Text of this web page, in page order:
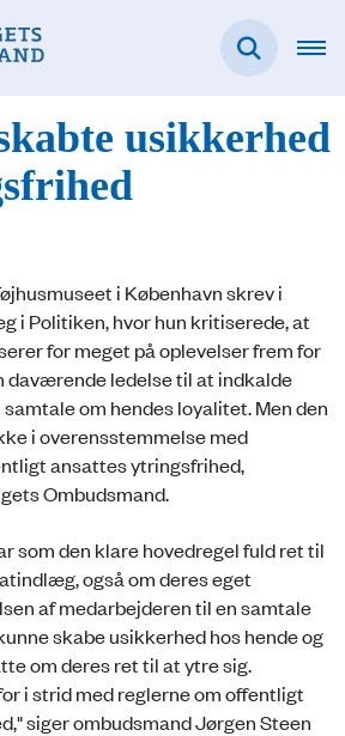
usikkerhed
i København skrev i
i Politiken, hvor hun kritiserede, at
for meget på oplevelser frem for
daværende ledelse til at indkalde
om hendes loyalitet. Men den
i overensstemmelse med
ansattes ytringsfrihed,
Ombudsmand.
som den klare hovedregel fuld ret til
også om deres eget
af medarbejderen til en samtale
skabe usikkerhed hos hende og
om deres ret til at ytre sig.
i strid med reglerne om offentligt
siger ombudsmand Jørgen Steen